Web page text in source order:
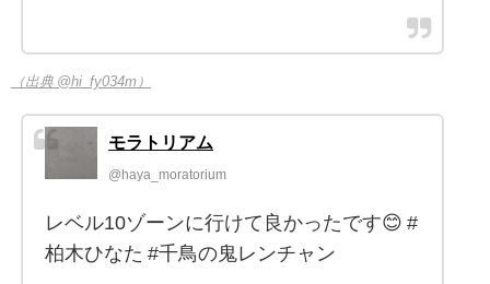
（出典 @hi_fy034m）
モラトリアム
@haya_moratorium
レベル10ゾーンに行けて良かったです😊 #
柏木ひなた #千鳥の鬼レンチャン